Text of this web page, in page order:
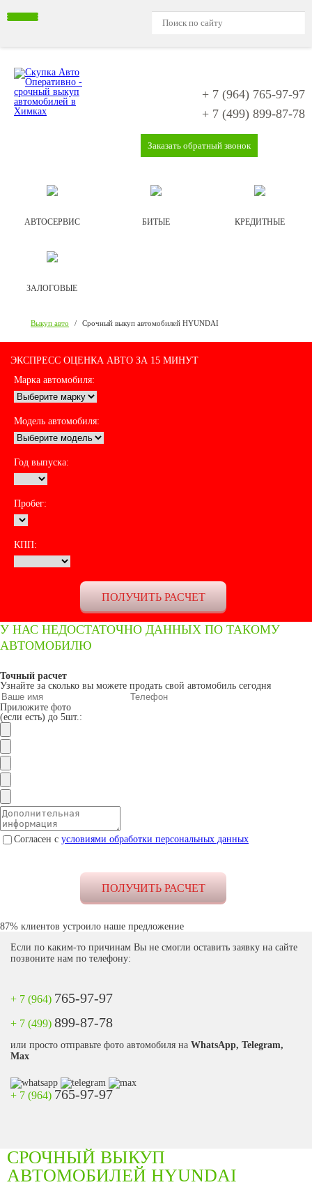
+ 7 (964) 765-97-97
+ 7 (499) 899-87-78
Заказать обратный звонок
АВТОСЕРВИС БИТЫЕ КРЕДИТНЫЕ
ЗАЛОГОВЫЕ
Выкуп авто / Срочный выкуп автомобилей HYUNDAI
ЭКСПРЕСС ОЦЕНКА АВТО ЗА 15 МИНУТ
Марка автомобиля:
Модель автомобиля:
Год выпуска:
Пробег:
КПП:
У НАС НЕДОСТАТОЧНО ДАННЫХ ПО ТАКОМУ
АВТОМОБИЛЮ
Точный расчет
Узнайте за сколько вы можете продать свой автомобиль сегодня
Приложите фото
(если есть) до 5шт.:
Согласен с условиями обработки персональных данных
87% клиентов устроило наше предложение
Если по каким-то причинам Вы не смогли оставить заявку на сайте
позвоните нам по телефону:
+ 7 (964) 765-97-97
+ 7 (499) 899-87-78
или просто отправьте фото автомобиля на WhatsApp, Telegram,
Max
+ 7 (964) 765-97-97
СРОЧНЫЙ ВЫКУП
АВТОМОБИЛЕЙ HYUNDAI